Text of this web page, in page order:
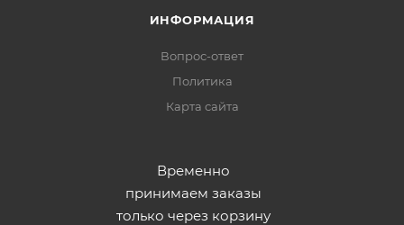
ИНФОРМАЦИЯ
Вопрос-ответ
Политика
Карта сайта
Временно
принимаем заказы
только через корзину